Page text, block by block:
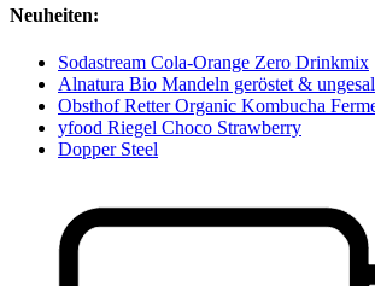
Neuheiten:
Sodastream Cola-Orange Zero Drinkmix
Alnatura Bio Mandeln geröstet &
Obsthof Retter Organic Kombucha
yfood Riegel Choco Strawberry
Dopper Steel